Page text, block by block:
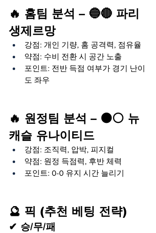
🔥 홈팀 분석 – 🔵🔴 파리
생제르망
강점: 개인 기량, 홈 공격력, 점유율
약점: 수비 전환 시 공간 노출
포인트: 전반 득점 여부가 경기 난이
도 좌우
🔥 원정팀 분석 – ⚫⚪ 뉴
캐슬 유나이티드
강점: 조직력, 압박, 피지컬
약점: 원정 득점력, 후반 체력
포인트: 0-0 유지 시간 늘리기
🔮 픽 (추천 베팅 전략)
✔ 승/무/패